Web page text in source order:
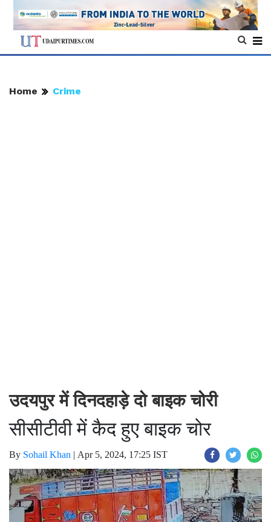
Home Crime
उदयपुर में दिनदहाड़े दो बाइक चोरी
सीसीटीवी में कैद हुए बाइक चोर
By Sohail Khan | Apr 5, 2024, 17:25 IST